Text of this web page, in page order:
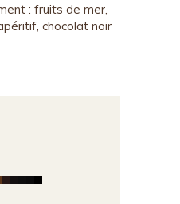
: fruits de mer,
chocolat noir